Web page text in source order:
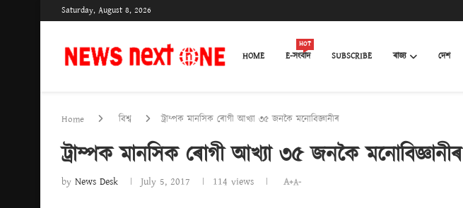
Saturday, August 8, 2026
HOME E-সংবাদ
HOT
SUBSCRIBE ৰাজ্য দেশ
Home বিশ্ব ট্ৰাম্পক মানসিক ৰোগী আখ্যা ৩৫ জনকৈ মনোবিজ্ঞানীৰ
ট্ৰাম্পক মানসিক ৰোগী আখ্যা ৩৫ জনকৈ মনোবিজ্ঞানীৰ
by News Desk July 5, 2017 114 views A+A-